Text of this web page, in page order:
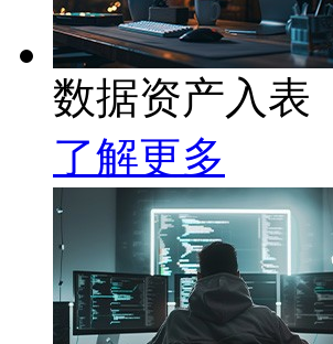
数据资产入表
了解更多